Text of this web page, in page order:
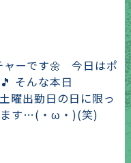
ャーです🌼 今日はポ
そんな本日
曜出勤日の日に限っ
ます…(・ω・)(笑)